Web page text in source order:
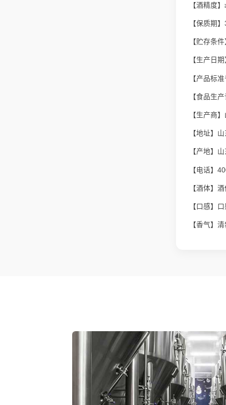
【酒精度
【保质期
【贮存条
【生产日
【产品标
【食品生
【生产商】
【地址】
【产地】
【电话】
【酒体】
【口感】
【香气】